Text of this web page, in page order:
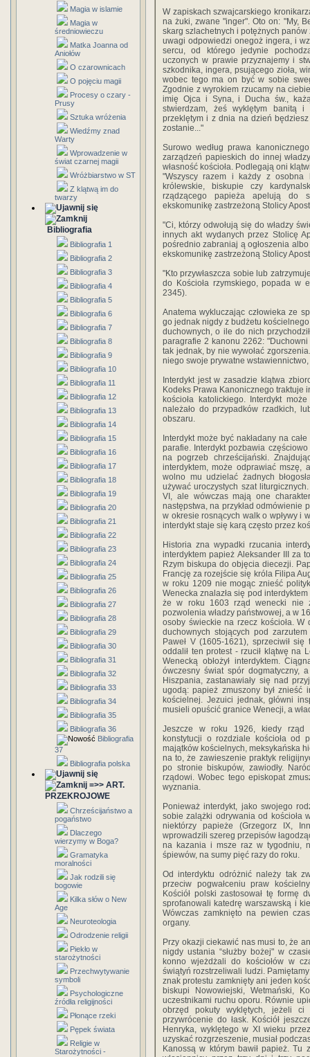
Magia w islamie
Magia w
średniowieczu
Matka Joanna od
Aniołów
O czarownicach
O pojęciu magii
Procesy o czary -
Prusy
Sztuka wróżenia
Wiedźmy znad
Warty
Wprowadzenie w
świat czarnej magii
Wróżbiarstwo w ST
Z klątwą im do
twarzy
Bibliografia
Bibliografia 1
Bibliografia 2
Bibliografia 3
Bibliografia 4
Bibliografia 5
Bibliografia 6
Bibliografia 7
Bibliografia 8
Bibliografia 9
Bibliografia 10
Bibliografia 11
Bibliografia 12
Bibliografia 13
Bibliografia 14
Bibliografia 15
Bibliografia 16
Bibliografia 17
Bibliografia 18
Bibliografia 19
Bibliografia 20
Bibliografia 21
Bibliografia 22
Bibliografia 23
Bibliografia 24
Bibliografia 25
Bibliografia 26
Bibliografia 27
Bibliografia 28
Bibliografia 29
Bibliografia 30
Bibliografia 31
Bibliografia 32
Bibliografia 33
Bibliografia 34
Bibliografia 35
Bibliografia 36
Bibliografia
37
Bibliografia polska
=>> ART.
PRZEKROJOWE
Chrześcijaństwo a
pogaństwo
Dlaczego
wierzymy w Boga?
Gramatyka
moralności
Jak rodzili się
bogowie
Kilka słów o New
Age
Neuroteologia
Odrodzenie religii
Piekło w
starożytności
Przechwytywanie
symboli
Psychologiczne
źródła religijności
Płonące rzeki
Pępek świata
Religie w
Starożytności -
W zapiskach szwajcarskiego
na żuki, zwane "inger". Oto on: "My,
skarg szlachetnych i potężnych
uwagi odpowiedzi onegoż ingera, i
sercu, od którego jedynie
uczonych w prawie przyznajemy i
szkodnika, ingera, psującego zioła,
wobec tego ma on być w sobie
Zgodnie z wyrokiem rzucamy na
imię Ojca i Syna, i Ducha św.,
stwierdzam, żeś wyklętym banitą
przeklętym i z dnia na dzień
zostanie..."
Surowo według prawa
zarządzeń papieskich do innej
własność kościoła. Podlegają oni
"Wszyscy razem i każdy z
królewskie, biskupie czy
rządzącego papieża apelują do
ekskomunikę zastrzeżoną Stolicy
"Ci, którzy odwołują się do władzy
innych akt wydanych przez Stolicę
pośrednio zabraniaj ą ogłoszenia
ekskomunikę zastrzeżoną Stolicy
"Kto przywłaszcza sobie lub
do Kościoła rzymskiego, popada w
2345).
Anatema wykluczając człowieka ze
go jednak nigdy z budżetu
duchownych, o ile do nich
paragrafie 2 kanonu 2262:
tak jednak, by nie wywołać
niego swoje prywatne wstawiennictwo,
Interdykt jest w zasadzie klątwa
Kodeks Prawa Kanonicznego traktuje
kościoła katolickiego. Interdykt
należało do przypadków rzadkich,
obszaru.
Interdykt może być nakładany na
parafie. Interdykt pozbawia
na pogrzeb chrześcijański.
interdyktem, może odprawiać mszę,
wolno mu udzielać żadnych
używać uroczystych szat
VI, ale wówczas mają one
następstwa, na przykład odmówienie
w okresie rosnących walk o wpływy i
interdykt staje się karą często przez
Historia zna wypadki rzucania
interdyktem papież Aleksander III za
Rzym biskupa do objęcia diecezji.
Francję za rozejście się króla Filipa
w roku 1209 nie mogąc znieść
Wenecka znalazła się pod
że w roku 1603 rząd wenecki nie
pozwolenia władzy państwowej, a w
osoby świeckie na rzecz kościoła.
duchownych stojących pod
Paweł V (1605-1621), sprzeciwił
oddalił ten protest - rzucił klątwę na
Wenecką obłożył interdyktem.
ówczesny świat spór dogmatyczny,
Hiszpania, zastanawiały się nad
ugodą: papież zmuszony był znieść
kościelnej. Jezuici jednak, główni
musieli opuścić granice Wenecji, a
Jeszcze w roku 1926, kiedy rząd
konstytucji o rozdziale kościoła od
majątków kościelnych, meksykańska
na to, że zawieszenie praktyk
po stronie biskupów, zawiodły.
rządowi. Wobec tego episkopat
wyznania.
Ponieważ interdykt, jako swojego
sobie zalążki odrywania od kościoła
niektórzy papieże (Grzegorz IX,
wprowadzili szereg przepisów
na kazania i msze raz w tygodniu,
śpiewów, na sumy pięć razy do roku.
Od interdyktu odróżnić należy tak
przeciw pogwałceniu praw
Kościół polski zastosował tę formę
sprofanowali katedrę warszawską i
Wówczas zamknięto na pewien
organy.
Przy okazji ciekawić nas musi to, że
nigdy ustania “służby bożej" w
konno wjeżdżali do kościołów w
świątyń rozstrzeliwali ludzi.
znak protestu zamknięty ani jeden
biskupi Nowowiejski, Wetmański,
uczestnikami ruchu oporu. Równie
obrzęd pokuty wyklętych, jeżeli
przywrócenie do łask. Kościół
Henryka, wyklętego w XI wieku
uzyskać rozgrzeszenie, musiał
Kanossą w którym bawił papież.